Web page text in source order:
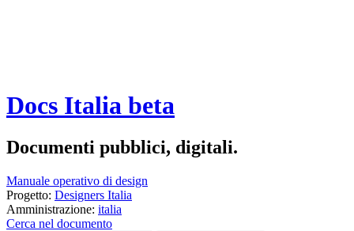
Docs Italia beta
Documenti pubblici, digitali.
Manuale operativo di design
Progetto: Designers Italia
Amministrazione: italia
Cerca nel documento